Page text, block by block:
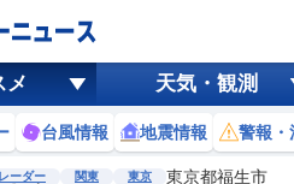
メ 天気・観測
台風情報 地震情報 警報・
ーダー 関東 東京 東京都福生市